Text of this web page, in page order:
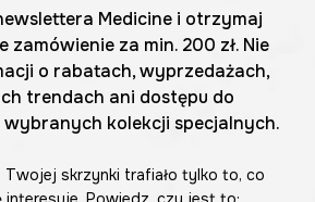
Medicine i otrzymaj
zamówienie za min. 200 zł. Nie
o rabatach, wyprzedażach,
trendach ani dostępu do
kolekcji specjalnych.
Twojej skrzynki trafiało tylko to, co